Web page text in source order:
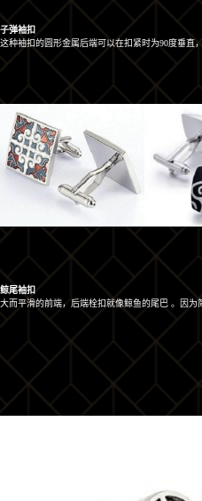
子弹袖扣
这种袖扣的圆形金属后端可以在扣紧时为90度垂直
鲸尾袖扣
大而平滑的前端，后端栓扣就像鲸鱼的尾巴 。因为